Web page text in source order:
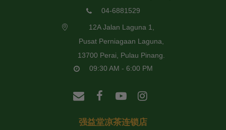
04-6881529
12A Jalan Laguna 1,
Pusat Perniagaan Laguna,
13700 Perai, Pulau Pinang.
09:30 AM - 6:00 PM
强益堂凉茶连锁店